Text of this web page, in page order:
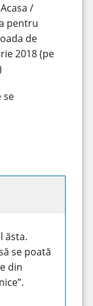
/
pentru
de
2018 (pe
se
ăsta.
se poată
din